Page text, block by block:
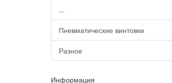
...
Пневматические винтовки
Разное
Информация